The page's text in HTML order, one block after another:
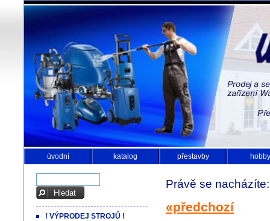
úvodní katalog přestavby hobby
Právě se
«předchozí
! VÝPRODEJ STROJŮ !